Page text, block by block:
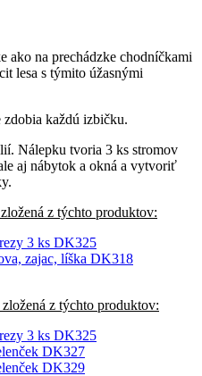
ako na prechádzke chodníčkami
lesa s týmito úžasnými
zdobia každú izbičku.
Nálepku tvoria 3 ks stromov
aj nábytok a okná a vytvoriť
z týchto produktov:
3 ks DK325
zajac, líška DK318
z týchto produktov:
3 ks DK325
DK327
DK329